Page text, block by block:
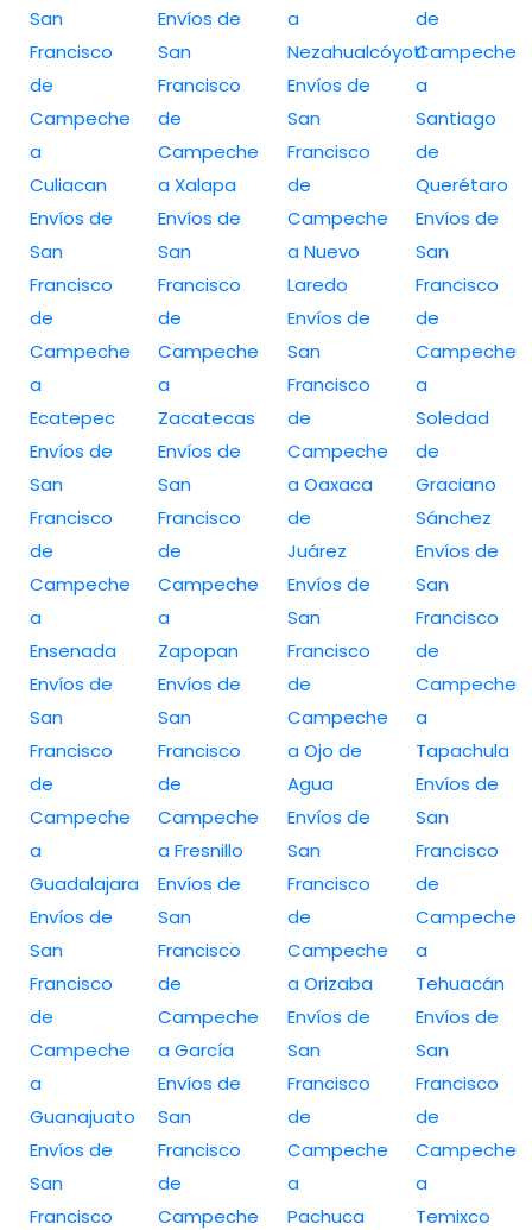
San
Francisco
de
Campeche
a
Culiacan
Envíos de
San
Francisco
de
Campeche
a
Ecatepec
Envíos de
San
Francisco
de
Campeche
a
Ensenada
Envíos de
San
Francisco
de
Campeche
a
Guadalajara
Envíos de
San
Francisco
de
Campeche
a
Guanajuato
Envíos de
San
Francisco
Envíos de
San
Francisco
de
Campeche
a Xalapa
Envíos de
San
Francisco
de
Campeche
a
Zacatecas
Envíos de
San
Francisco
de
Campeche
a
Zapopan
Envíos de
San
Francisco
de
Campeche
a Fresnillo
Envíos de
San
Francisco
de
Campeche
a García
Envíos de
San
Francisco
de
Campeche
a
Nezahualcóyotl
Envíos de
San
Francisco
de
Campeche
a Nuevo
Laredo
Envíos de
San
Francisco
de
Campeche
a Oaxaca
de
Juárez
Envíos de
San
Francisco
de
Campeche
a Ojo de
Agua
Envíos de
San
Francisco
de
Campeche
a Orizaba
Envíos de
San
Francisco
de
Campeche
a
Pachuca
de
Campeche
a
Santiago
de
Querétaro
Envíos de
San
Francisco
de
Campeche
a
Soledad
de
Graciano
Sánchez
Envíos de
San
Francisco
de
Campeche
a
Tapachula
Envíos de
San
Francisco
de
Campeche
a
Tehuacán
Envíos de
San
Francisco
de
Campeche
a
Temixco